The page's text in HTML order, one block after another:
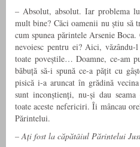
– Absolut, absolut. Iar problema
mult bine? Căci oamenii nu știu să
cum spunea părintele Arsenie
nevoiesc pentru ei? Aici,
toate poveștile… Doamne, ce-am
băbuță să-i spună ce-a pățit cu
pisică i-a aruncat în grădină
sunt inconștienți, nu-și dau
toate aceste nefericiri. Îi mâncau
Părintelui.
– Ați fost la căpătâiul Părintelui